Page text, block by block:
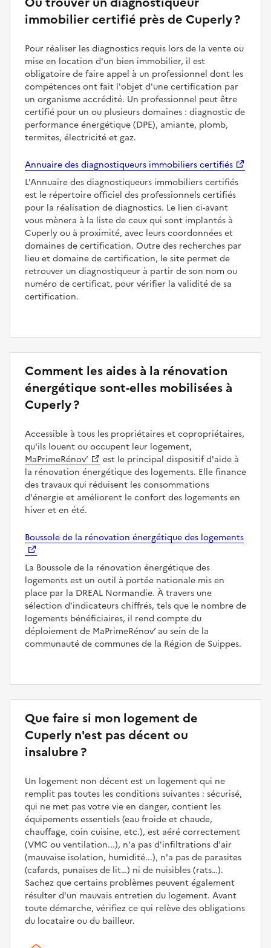
immobilier certifié près de Cuperly ?
Pour réaliser les diagnostics requis lors de la vente ou
mise en location d'un bien immobilier, il est
obligatoire de faire appel à un professionnel dont les
compétences ont fait l'objet d'une certification par
un organisme accrédité. Un professionnel peut être
certifié pour un ou plusieurs domaines : diagnostic de
performance énergétique (DPE), amiante, plomb,
termites, électricité et gaz.
Annuaire des diagnostiqueurs immobiliers certifiés
L'Annuaire des diagnostiqueurs immobiliers certifiés
est le répertoire officiel des professionnels certifiés
pour la réalisation de diagnostics. Le lien ci-avant
vous mènera à la liste de ceux qui sont implantés à
Cuperly ou à proximité, avec leurs coordonnées et
domaines de certification. Outre des recherches par
lieu et domaine de certification, le site permet de
retrouver un diagnostiqueur à partir de son nom ou
numéro de certificat, pour vérifier la validité de sa
certification.
Comment les aides à la rénovation
énergétique sont-elles mobilisées à
Cuperly ?
Accessible à tous les propriétaires et copropriétaires,
qu'ils louent ou occupent leur logement,
MaPrimeRénov’
est le principal dispositif d'aide à
la rénovation énergétique des logements. Elle finance
des travaux qui réduisent les consommations
d'énergie et améliorent le confort des logements en
hiver et en été.
Boussole de la rénovation énergétique des logements
La Boussole de la rénovation énergétique des
logements est un outil à portée nationale mis en
place par la DREAL Normandie. À travers une
sélection d'indicateurs chiffrés, tels que le nombre de
logements bénéficiaires, il rend compte du
déploiement de MaPrimeRénov’ au sein de la
communauté de communes de la Région de Suippes.
Que faire si mon logement de
Cuperly n'est pas décent ou
insalubre ?
Un logement non décent est un logement qui ne
remplit pas toutes les conditions suivantes : sécurisé,
qui ne met pas votre vie en danger, contient les
équipements essentiels (eau froide et chaude,
chauffage, coin cuisine, etc.), est aéré correctement
(VMC ou ventilation...), n'a pas d'infiltrations d'air
(mauvaise isolation, humidité...), n'a pas de parasites
(cafards, punaises de lit…) ni de nuisibles (rats…).
Sachez que certains problèmes peuvent également
résulter d'un mauvais entretien du logement. Avant
toute démarche, vérifiez ce qui relève des obligations
du locataire ou du bailleur.